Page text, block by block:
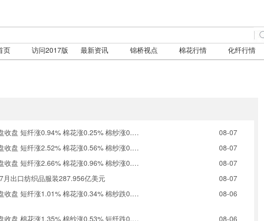
页 访问2017版 最新资讯 锦桥视点 棉花行情 化纤行情
盘 短纤涨0.94% 棉花涨0.25% 棉纱涨0.24%
08-07
盘 短纤涨2.52% 棉花涨0.56% 棉纱涨0.11%
08-07
盘 短纤涨2.66% 棉花涨0.96% 棉纱涨0.15%
08-07
出口纺织品服装287.956亿美元
08-07
盘 短纤涨1.01% 棉花涨0.34% 棉纱跌0.11%
08-06
盘 棉花涨1.35% 棉纱涨0.53% 短纤跌0.99% 08-06